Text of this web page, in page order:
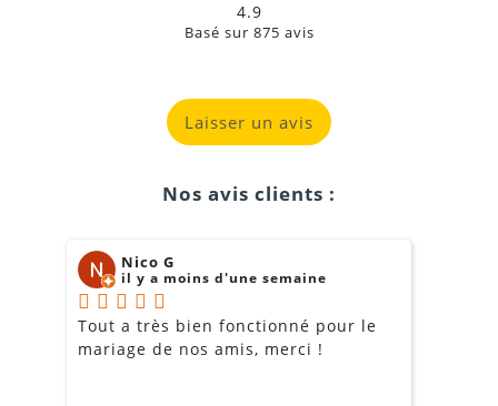
4.9
Basé sur 875 avis
Laisser un avis
Nos avis clients :
Nico G
il y a moins d'une semaine
Tout a très bien fonctionné pour le
mariage de nos amis, merci !